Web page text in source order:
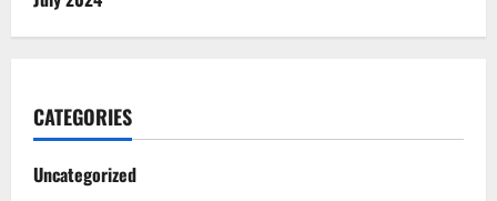
CATEGORIES
Uncategorized